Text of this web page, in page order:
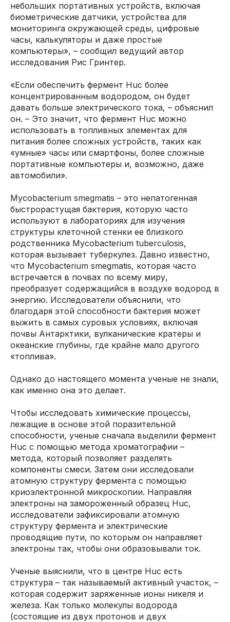
небольших портативных устройств, включая
биометрические датчики, устройства для
мониторинга окружающей среды, цифровые
часы, калькуляторы и даже простые
компьютеры», – сообщил ведущий автор
исследования Рис Гринтер.
«Если обеспечить фермент Huc более
концентрированным водородом, он будет
давать больше электрического тока, – объяснил
он. – Это значит, что фермент Huc можно
использовать в топливных элементах для
питания более сложных устройств, таких как
«умные» часы или смартфоны, более сложные
портативные компьютеры и, возможно, даже
автомобили».
Mycobacterium smegmatis – это непатогенная
быстрорастущая бактерия, которую часто
используют в лабораториях для изучения
структуры клеточной стенки ее близкого
родственника Mycobacterium tuberculosis,
которая вызывает туберкулез. Давно известно,
что Mycobacterium smegmatis, которая часто
встречается в почвах по всему миру,
преобразует содержащийся в воздухе водород в
энергию. Исследователи объяснили, что
благодаря этой способности бактерия может
выжить в самых суровых условиях, включая
почвы Антарктики, вулканические кратеры и
океанские глубины, где крайне мало другого
«топлива».
Однако до настоящего момента ученые не знали,
как именно она это делает.
Чтобы исследовать химические процессы,
лежащие в основе этой поразительной
способности, ученые сначала выделили фермент
Huc с помощью метода хроматографии –
метода, который позволяет разделять
компоненты смеси. Затем они исследовали
атомную структуру фермента с помощью
криоэлектронной микроскопии. Направляя
электроны на замороженный образец Huc,
исследователи зафиксировали атомную
структуру фермента и электрические
проводящие пути, по которым он направляет
электроны так, чтобы они образовывали ток.
Ученые выяснили, что в центре Huc есть
структура – так называемый активный участок, –
которая содержит заряженные ионы никеля и
железа. Как только молекулы водорода
(состоящие из двух протонов и двух